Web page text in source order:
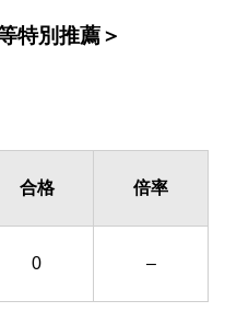
特別推薦＞
合格 倍率
0 –